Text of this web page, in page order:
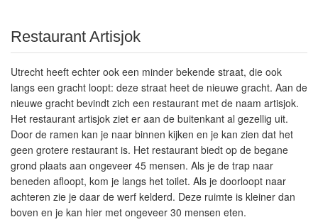
Restaurant Artisjok
Utrecht heeft echter ook een minder bekende straat, die ook
langs een gracht loopt: deze straat heet de nieuwe gracht. Aan de
nieuwe gracht bevindt zich een restaurant met de naam artisjok.
Het restaurant artisjok ziet er aan de buitenkant al gezellig uit.
Door de ramen kan je naar binnen kijken en je kan zien dat het
geen grotere restaurant is. Het restaurant biedt op de begane
grond plaats aan ongeveer 45 mensen. Als je de trap naar
beneden afloopt, kom je langs het toilet. Als je doorloopt naar
achteren zie je daar de werf kelderd. Deze ruimte is kleiner dan
boven en je kan hier met ongeveer 30 mensen eten.